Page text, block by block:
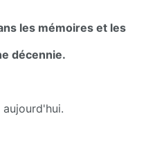
les mémoires et les
décennie.